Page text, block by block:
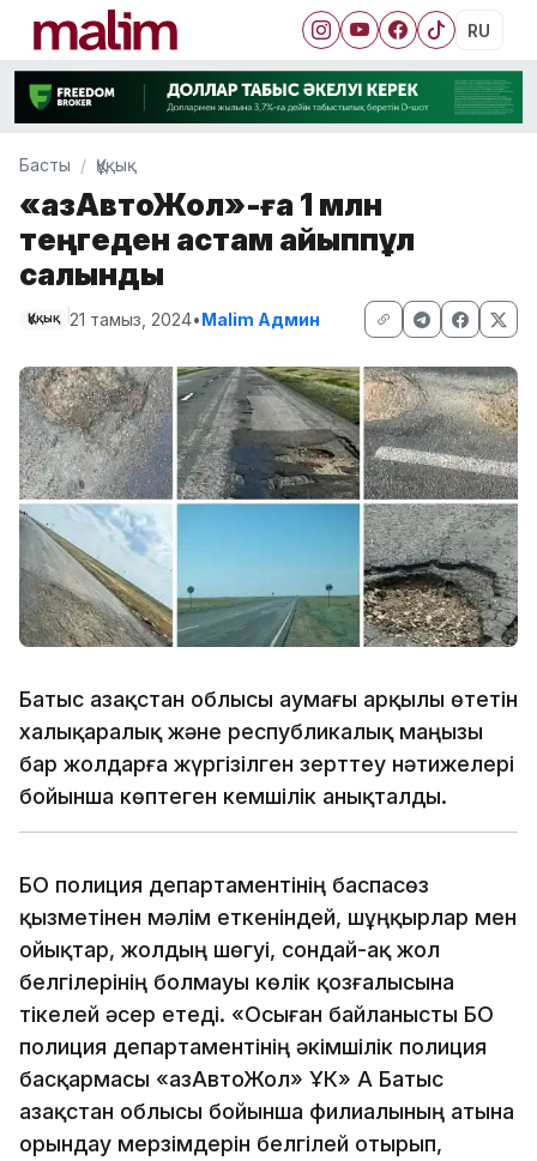
RU
Басты Құқық
«ҚазАвтоЖол»-ға 1 млн
теңгеден астам айыппұл
салынды
Құқық 21 тамыз, 2024•Malim Админ
Батыс Қазақстан облысы аумағы арқылы өтетін
халықаралық және республикалық маңызы
бар жолдарға жүргізілген зерттеу нәтижелері
бойынша көптеген кемшілік анықталды.
БҚО полиция департаментінің баспасөз
қызметінен мәлім еткеніндей, шұңқырлар мен
ойықтар, жолдың шөгуі, сондай-ақ жол
белгілерінің болмауы көлік қозғалысына
тікелей әсер етеді. «Осыған байланысты БҚО
полиция департаментінің әкімшілік полиция
басқармасы «ҚазАвтоЖол» ҰК» АҚ Батыс
Қазақстан облысы бойынша филиалының атына
орындау мерзімдерін белгілей отырып,